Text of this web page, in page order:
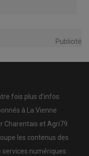
Publicité
fois plus d’infos
à La Vienne
Charentais et Agri79.
les contenus des
services numériques :